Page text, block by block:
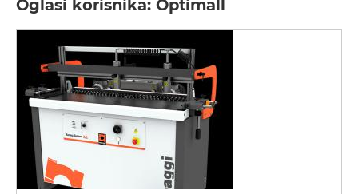
Oglasi korisnika: Optimall